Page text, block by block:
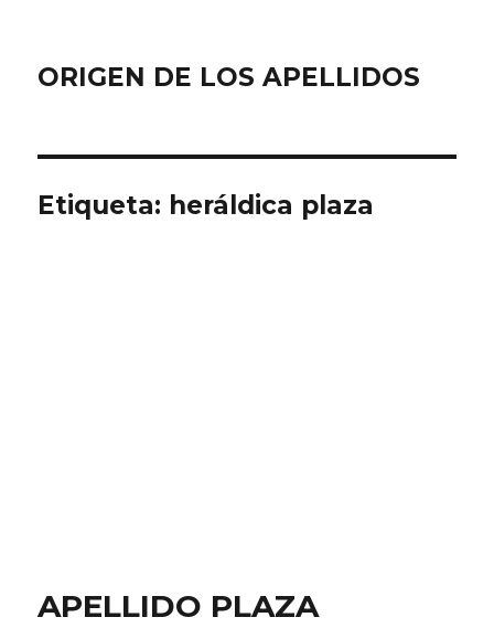
ORIGEN DE LOS APELLIDOS
Etiqueta: heráldica plaza
APELLIDO PLAZA